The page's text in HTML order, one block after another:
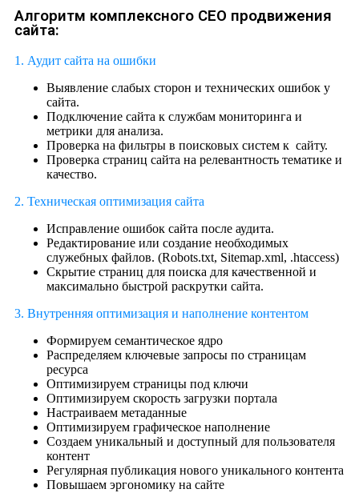
Алгоритм комплексного СЕО продвижения
сайта:
1. Аудит сайта на ошибки
Выявление слабых сторон и технических ошибок у
сайта.
Подключение сайта к службам мониторинга и
метрики для анализа.
Проверка на фильтры в поисковых систем к сайту.
Проверка страниц сайта на релевантность тематике и
качество.
2. Техническая оптимизация сайта
Исправление ошибок сайта после аудита.
Редактирование или создание необходимых
служебных файлов. (Robots.txt, Sitemap.xml, .htaccess)
Скрытие страниц для поиска для качественной и
максимально быстрой раскрутки сайта.
3. Внутренняя оптимизация и наполнение контентом
Формируем семантическое ядро
Распределяем ключевые запросы по страницам
ресурса
Оптимизируем страницы под ключи
Оптимизируем скорость загрузки портала
Настраиваем метаданные
Оптимизируем графическое наполнение
Создаем уникальный и доступный для пользователя
контент
Регулярная публикация нового уникального контента
Повышаем эргономику на сайте